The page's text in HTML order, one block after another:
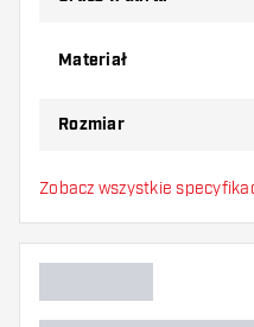
złamane w wyniku
piórek, aby
Materiał
Rozmiar
Typ
Główny kolor
Zobacz wszystkie